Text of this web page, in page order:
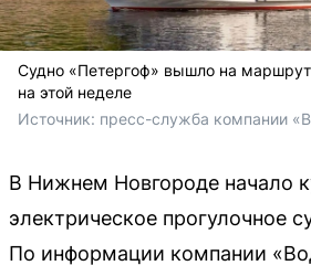
Судно «Петергоф» вышло на
на этой неделе
Источник: пресс-служба компании
В Нижнем Новгороде начало
электрическое прогулочное
По информации компании